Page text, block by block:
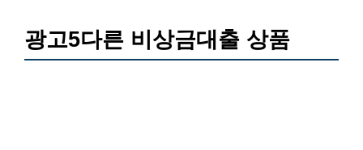
광고5다른 비상금대출 상품